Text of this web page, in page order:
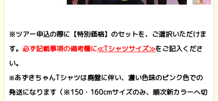
※ツアー申込の際に【特別価格】のセットを、ご選択いただけま
す。必ず記載事項の備考欄に≪Tシャツサイズ≫をご記入くださ
い。
※あずきちゃんTシャツは廃盤に伴い、濃い色味のピンク色での
発送になります（※150・160cmサイズのみ、順次新カラーへ切